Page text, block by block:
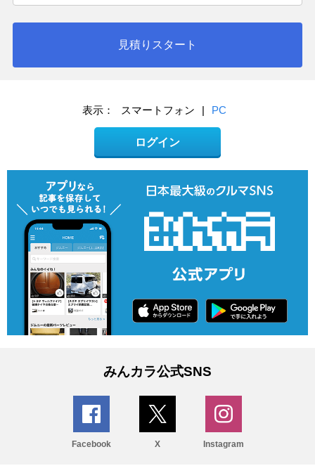
見積りスタート
表示： スマートフォン | PC
ログイン
みんカラ公式SNS
Facebook X Instagram